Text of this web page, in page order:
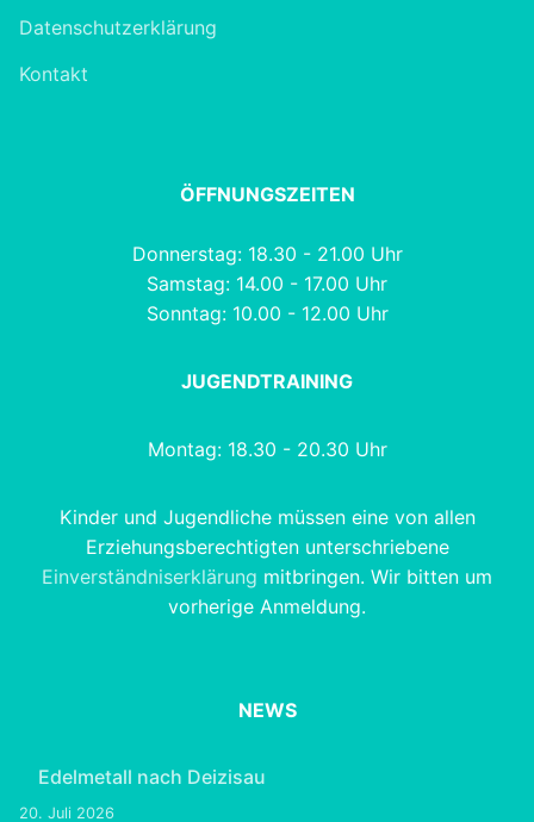
Datenschutzerklärung
Kontakt
ÖFFNUNGSZEITEN
Donnerstag: 18.30 - 21.00 Uhr
Samstag: 14.00 - 17.00 Uhr
Sonntag: 10.00 - 12.00 Uhr
JUGENDTRAINING
Montag: 18.30 - 20.30 Uhr
Kinder und Jugendliche müssen eine von allen
Erziehungsberechtigten unterschriebene
Einverständniserklärung mitbringen. Wir bitten um
vorherige Anmeldung.
NEWS
Edelmetall nach Deizisau
20. Juli 2026